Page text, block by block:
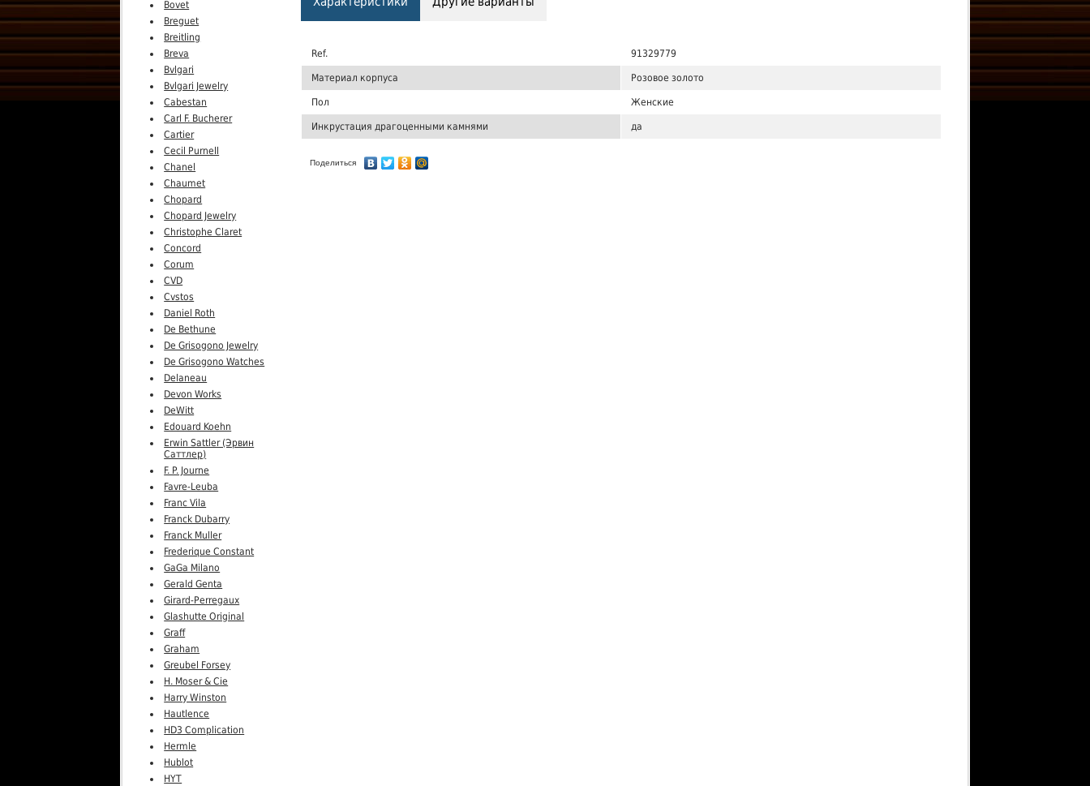
Bovet
Breguet
Breitling
Breva
Bvlgari
Bvlgari Jewelry
Cabestan
Carl F. Bucherer
Cartier
Cecil Purnell
Chanel
Chaumet
Chopard
Chopard Jewelry
Christophe Claret
Concord
Corum
CVD
Cvstos
Daniel Roth
De Bethune
De Grisogono Jewelry
De Grisogono Watches
Delaneau
Devon Works
DeWitt
Edouard Koehn
Erwin Sattler (Эрвин
Саттлер)
F. P. Journe
Favre-Leuba
Franc Vila
Franck Dubarry
Franck Muller
Frederique Constant
GaGa Milano
Gerald Genta
Girard-Perregaux
Glashutte Original
Graff
Graham
Greubel Forsey
H. Moser & Cie
Harry Winston
Hautlence
HD3 Complication
Hermle
Hublot
HYT
Ref. 91329779
Материал корпуса Розовое золото
Пол Женские
Инкрустация драгоценными камнями да
Поделиться